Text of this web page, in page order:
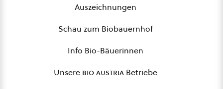
Auszeichnungen
Schau zum Biobauernhof
Info Bio-Bäuerinnen
Unsere bio austria Betriebe